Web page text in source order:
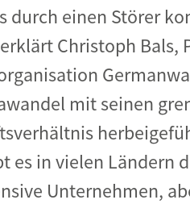
durch einen Störer
Christoph
mit seinen
es in vielen Ländern
Unternehmen,